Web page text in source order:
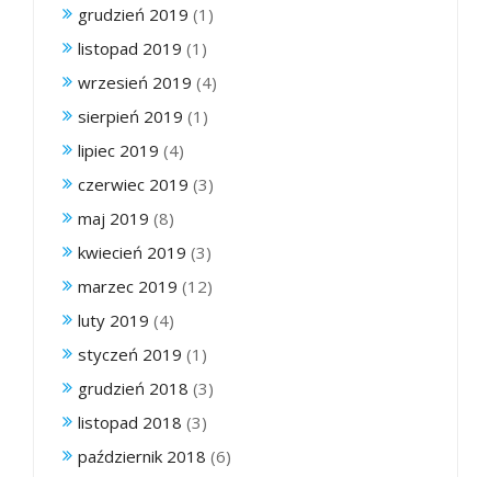
grudzień 2019 (1)
listopad 2019 (1)
wrzesień 2019 (4)
sierpień 2019 (1)
lipiec 2019 (4)
czerwiec 2019 (3)
maj 2019 (8)
kwiecień 2019 (3)
marzec 2019 (12)
luty 2019 (4)
styczeń 2019 (1)
grudzień 2018 (3)
listopad 2018 (3)
październik 2018 (6)